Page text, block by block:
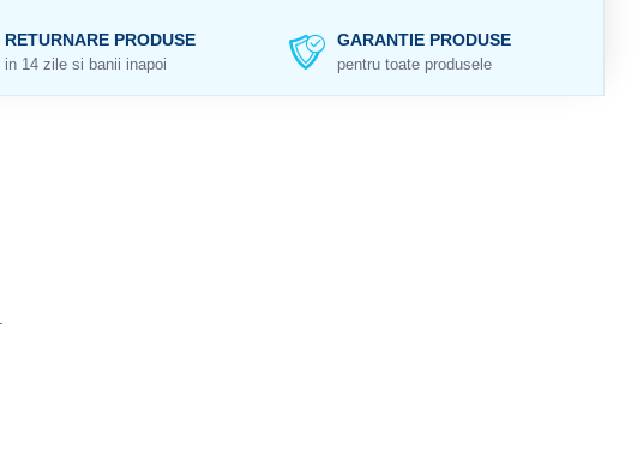
RETURNARE PRODUSE
in 14 zile si banii inapoi
GARANTIE PRODUSE
pentru toate produsele